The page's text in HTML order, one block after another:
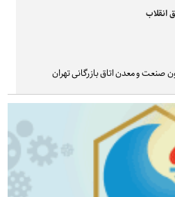
انقلاب
و معدن اتاق بازرگانی تهران